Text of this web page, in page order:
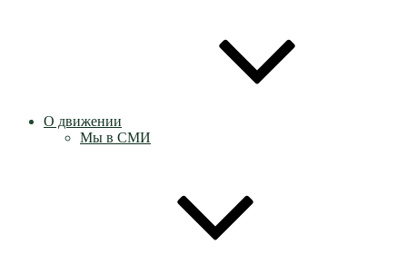
О движении
Мы в СМИ